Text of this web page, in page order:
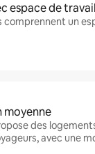
espace de
comprennent un
moyenne
des
avec une